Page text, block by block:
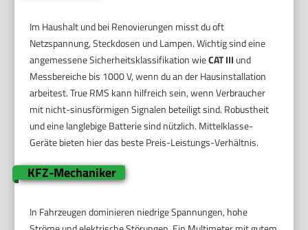
Im Haushalt und bei Renovierungen misst du oft
Netzspannung, Steckdosen und Lampen. Wichtig sind eine
angemessene Sicherheitsklassifikation wieCAT III und
Messbereiche bis 1000 V, wenn du an der Hausinstallation
arbeitest. True RMS kann hilfreich sein, wenn Verbraucher
mit nicht-sinusförmigen Signalen beteiligt sind. Robustheit
und eine langlebige Batterie sind nützlich. Mittelklasse-
Geräte bieten hier das beste Preis-Leistungs-Verhältnis.
KFZ-Mechaniker
In Fahrzeugen dominieren niedrige Spannungen, hohe